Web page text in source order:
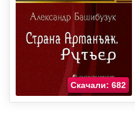
Скачали: 682